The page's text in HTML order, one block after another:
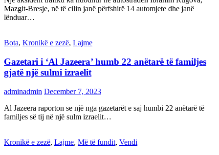
Mazgit-Bresje, në të cilin janë përfshirë 14 automjete dhe janë
lënduar…
Bota, Kronikë e zezë, Lajme
Gazetari i ‘Al Jazeera’ humb 22 anëtarë të familjes
gjatë një sulmi izraelit
adminadmin December 7, 2023
Al Jazeera raporton se një nga gazetarët e saj humbi 22 anëtarë të
familjes së tij në një sulm izraelit…
Kronikë e zezë, Lajme, Më të fundit, Vendi